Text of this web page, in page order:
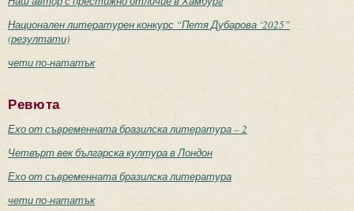
Национален литературен конкурс “Петя Дубарова ‘2025”
(резултати)
чети по-нататък
Ревюта
Ехо от съвременната бразилска литература – 2
Четвърт век българска култура в Лондон
Ехо от съвременната бразилска литература
чети по-нататък